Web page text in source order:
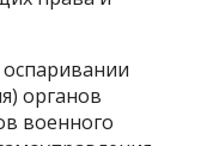
оспаривании
органов
военного